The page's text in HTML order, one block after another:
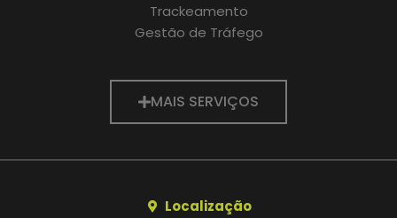
Trackeamento
Gestão de Tráfego
MAIS SERVIÇOS
Localização